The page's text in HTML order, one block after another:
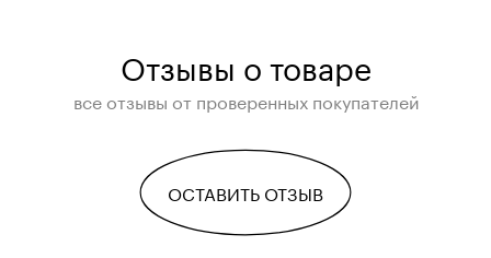
Отзывы о товаре
все отзывы от проверенных покупателей
ОСТАВИТЬ ОТЗЫВ